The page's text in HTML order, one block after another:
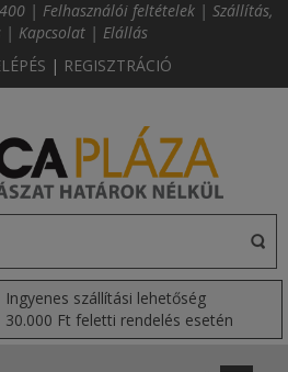
| Felhasználói feltételek | Szállítás,
| Kapcsolat | Elállás
| REGISZTRÁCIÓ
Ingyenes szállítási lehetőség
30.000 Ft feletti rendelés esetén